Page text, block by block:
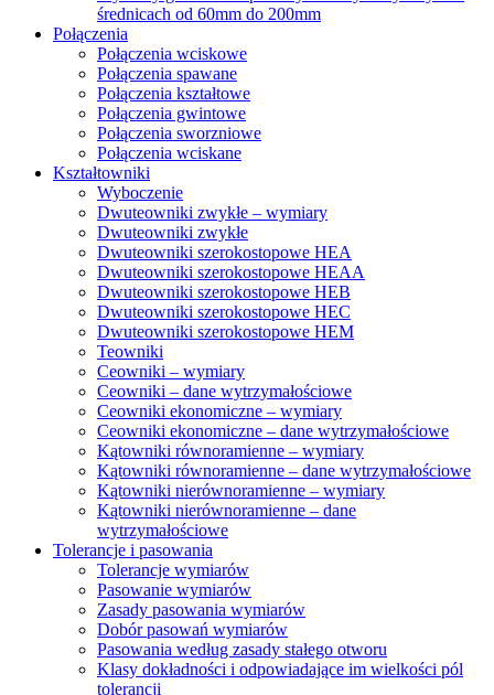
średnicach od 60mm do 200mm
Połączenia
Połączenia wciskowe
Połączenia spawane
Połączenia kształtowe
Połączenia gwintowe
Połączenia sworzniowe
Połączenia wciskane
Kształtowniki
Wyboczenie
Dwuteowniki zwykłe – wymiary
Dwuteowniki zwykłe
Dwuteowniki szerokostopowe HEA
Dwuteowniki szerokostopowe HEAA
Dwuteowniki szerokostopowe HEB
Dwuteowniki szerokostopowe HEC
Dwuteowniki szerokostopowe HEM
Teowniki
Ceowniki – wymiary
Ceowniki – dane wytrzymałościowe
Ceowniki ekonomiczne – wymiary
Ceowniki ekonomiczne – dane wytrzymałościowe
Kątowniki równoramienne – wymiary
Kątowniki równoramienne – dane wytrzymałościowe
Kątowniki nierównoramienne – wymiary
Kątowniki nierównoramienne – dane
wytrzymałościowe
Tolerancje i pasowania
Tolerancje wymiarów
Pasowanie wymiarów
Zasady pasowania wymiarów
Dobór pasowań wymiarów
Pasowania według zasady stałego otworu
Klasy dokładności i odpowiadające im wielkości pól
tolerancji